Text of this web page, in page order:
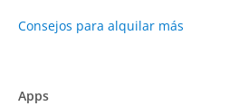
Consejos para alquilar más
Apps